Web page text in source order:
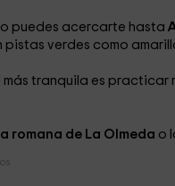
puedes acercarte hasta
verdes como
tranquila es practicar
romana de La Olmeda o